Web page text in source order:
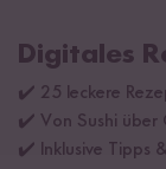
Digitales
✔️ 25 leckere
✔️ Von Sushi über
✔️ Inklusive Tipps